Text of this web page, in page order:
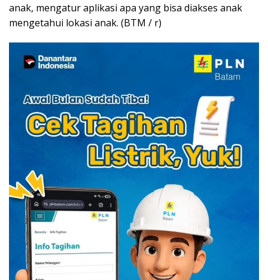
anak, mengatur aplikasi apa yang bisa diakses anak
mengetahui lokasi anak. (BTM / r)